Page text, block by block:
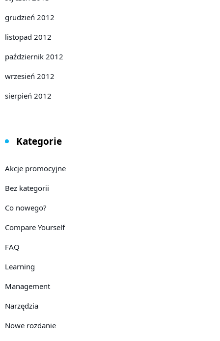
grudzień 2012
listopad 2012
październik 2012
wrzesień 2012
sierpień 2012
Kategorie
Akcje promocyjne
Bez kategorii
Co nowego?
Compare Yourself
FAQ
Learning
Management
Narzędzia
Nowe rozdanie